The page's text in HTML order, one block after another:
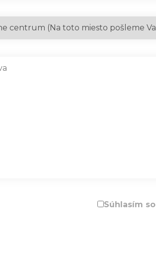
Súhlasím so